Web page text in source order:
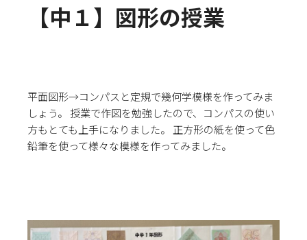
【中１】図形の授業
平面図形→コンパスと定規で幾何学模様を作ってみま
しょう。 授業で作図を勉強したので、コンパスの使い
方もとても上手になりました。 正方形の紙を使って色
鉛筆を使って様々な模様を作ってみました。